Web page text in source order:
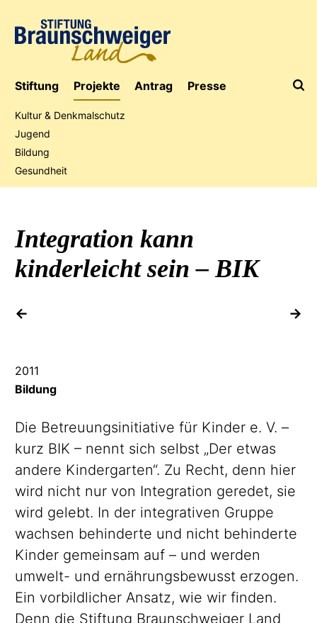
Stiftung
Jubiläumsaktion
Projekte
Kultur & Denkmalschutz
Jugend
Bildung
Gesundheit
Antrag Presse
Integration kann
kinderleicht sein –BIK
2011
Bildung
Die Betreuungsinitiative für Kinder e. V. –
kurz BIK – nennt sich selbst „Der etwas
andere Kindergarten“. Zu Recht, denn hier
wird nicht nur von Integration geredet, sie
wird gelebt. In der integrativen Gruppe
wachsen behinderte und nicht behinderte
Kinder gemeinsam auf – und werden
umwelt- und ernährungsbewussterzogen.
Ein vorbildlicher Ansatz, wie wir finden.
Denn die Stiftung Braunschweiger Land